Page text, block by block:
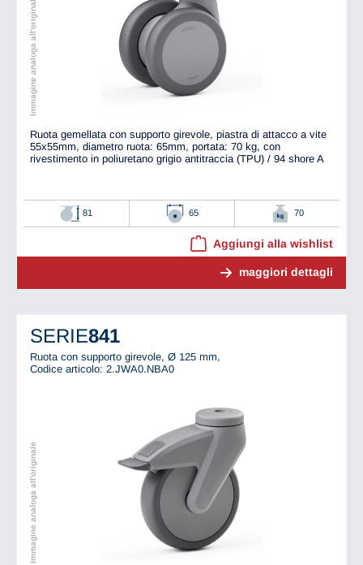
Immagine analoga all'originale
Ruota gemellata con supporto girevole, piastra di attacco a vite
55x55mm, diametro ruota: 65mm, portata: 70 kg, con
rivestimento in poliuretano grigio antitraccia (TPU) / 94 shore A
81 65 70
Aggiungi alla wishlist
maggiori dettagli
SERIE841
Ruota con supporto girevole, Ø 125 mm,
Codice articolo: 2.JWA0.NBA0
Immagine analoga all'originale